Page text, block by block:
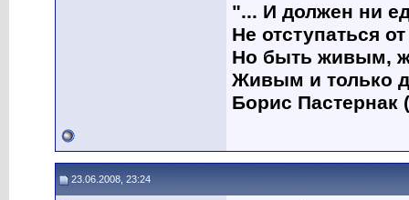
"... И должен ни
Не отступаться
Но быть живым,
Живым и только
Борис Пастернак
23.06.2008, 23:24